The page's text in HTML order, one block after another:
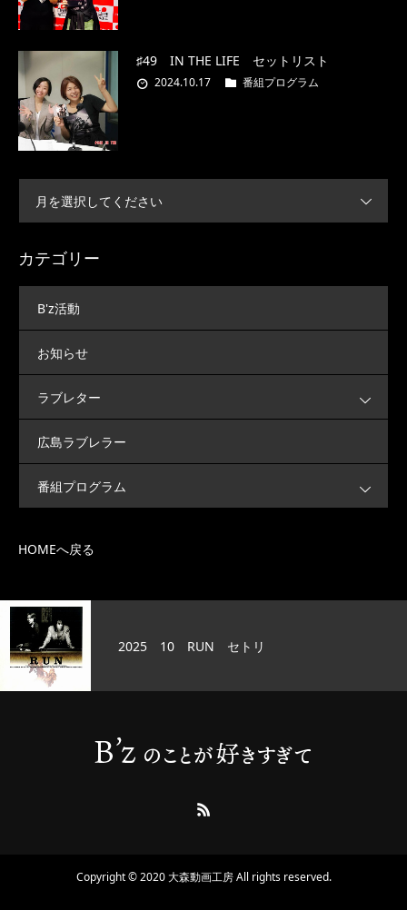
♯49 IN THE LIFE セットリスト
2024.10.17 番組プログラム
月を選択してください
カテゴリー
B'z活動
お知らせ
ラブレター
広島ラブレラー
番組プログラム
HOMEへ戻る
2025 10 RUN セトリ
Copyright © 2020 大森動画工房 All rights reserved.